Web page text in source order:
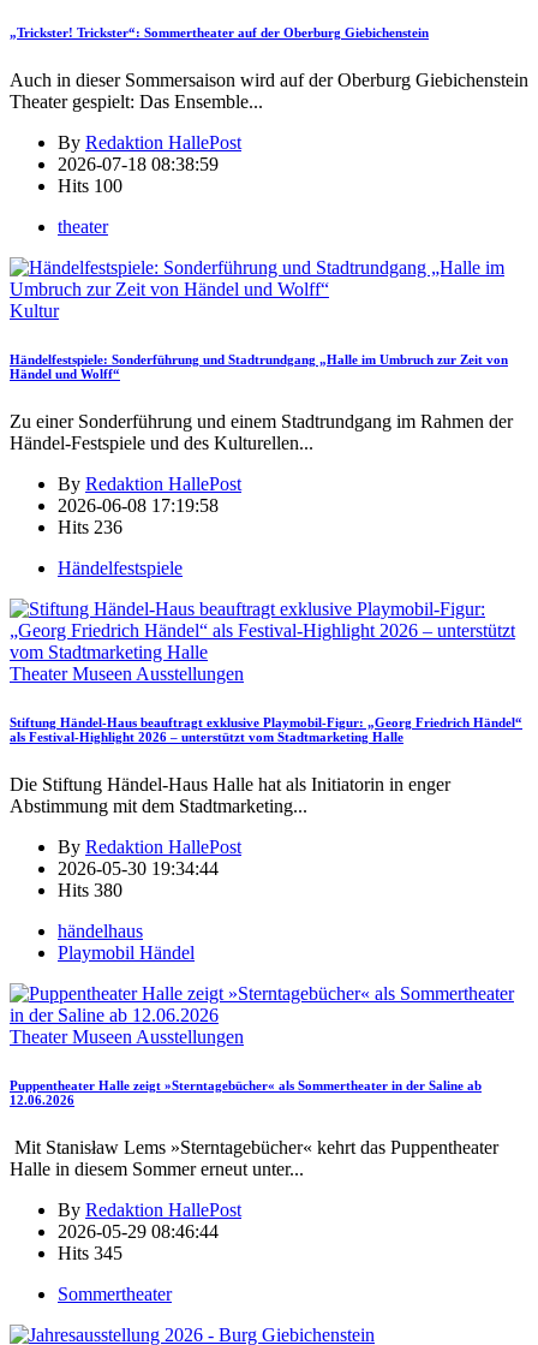
„Trickster! Trickster“: Sommertheater auf der Oberburg Giebichenstein
Auch in dieser Sommersaison wird auf der Oberburg Giebichenstein
Theater gespielt: Das Ensemble...
By Redaktion HallePost
2026-07-18 08:38:59
Hits 100
theater
Kultur
Händelfestspiele: Sonderführung und Stadtrundgang „Halle im Umbruch zur Zeit von
Händel und Wolff“
Zu einer Sonderführung und einem Stadtrundgang im Rahmen der
Händel-Festspiele und des Kulturellen...
By Redaktion HallePost
2026-06-08 17:19:58
Hits 236
Händelfestspiele
Theater Museen Ausstellungen
Stiftung Händel-Haus beauftragt exklusive Playmobil-Figur: „Georg Friedrich Händel“
als Festival-Highlight 2026 – unterstützt vom Stadtmarketing Halle
Die Stiftung Händel-Haus Halle hat als Initiatorin in enger
Abstimmung mit dem Stadtmarketing...
By Redaktion HallePost
2026-05-30 19:34:44
Hits 380
händelhaus
Playmobil Händel
Theater Museen Ausstellungen
Puppentheater Halle zeigt »Sterntagebücher« als Sommertheater in der Saline ab
12.06.2026
Mit Stanisław Lems »Sterntagebücher« kehrt das Puppentheater
Halle in diesem Sommer erneut unter...
By Redaktion HallePost
2026-05-29 08:46:44
Hits 345
Sommertheater